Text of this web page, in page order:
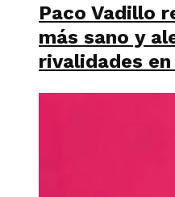
Paco Vadillo
más sano y
rivalidades